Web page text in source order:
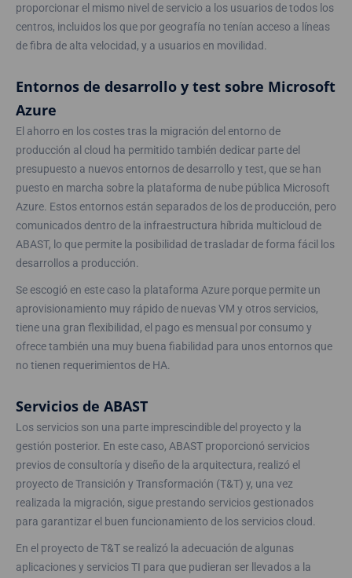
proporcionar el mismo nivel de servicio a los usuarios de todos los
centros, incluidos los que por geografía no tenían acceso a líneas
de fibra de alta velocidad, y a usuarios en movilidad.
Entornos de desarrollo y test sobre Microsoft
Azure
El ahorro en los costes tras la migración del entorno de
producción al cloud ha permitido también dedicar parte del
presupuesto a nuevos entornos de desarrollo y test, que se han
puesto en marcha sobre la plataforma de nube pública Microsoft
Azure. Estos entornos están separados de los de producción, pero
comunicados dentro de la infraestructura híbrida multicloud de
ABAST, lo que permite la posibilidad de trasladar de forma fácil los
desarrollos a producción.
Se escogió en este caso la plataforma Azure porque permite un
aprovisionamiento muy rápido de nuevas VM y otros servicios,
tiene una gran flexibilidad, el pago es mensual por consumo y
ofrece también una muy buena fiabilidad para unos entornos que
no tienen requerimientos de HA.
Servicios de ABAST
Los servicios son una parte imprescindible del proyecto y la
gestión posterior. En este caso, ABAST proporcionó servicios
previos de consultoría y diseño de la arquitectura, realizó el
proyecto de Transición y Transformación (T&T) y, una vez
realizada la migración, sigue prestando servicios gestionados
para garantizar el buen funcionamiento de los servicios cloud.
En el proyecto de T&T se realizó la adecuación de algunas
aplicaciones y servicios TI para que pudieran ser llevados a la